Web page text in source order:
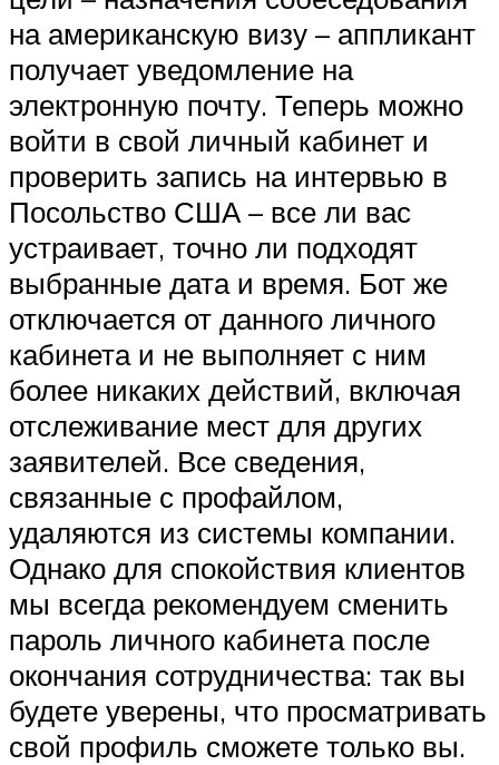
на американскую визу – аппликант
получает уведомление на
электронную почту. Теперь можно
войти в свой личный кабинет и
проверить запись на интервью в
Посольство США – все ли вас
устраивает, точно ли подходят
выбранные дата и время. Бот же
отключается от данного личного
кабинета и не выполняет с ним
более никаких действий, включая
отслеживание мест для других
заявителей. Все сведения,
связанные с профайлом,
удаляются из системы компании.
Однако для спокойствия клиентов
мы всегда рекомендуем сменить
пароль личного кабинета после
окончания сотрудничества: так вы
будете уверены, что просматривать
свой профиль сможете только вы.